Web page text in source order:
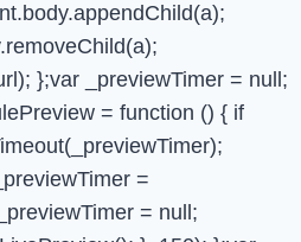
};var _previewTimer = null;
= function () { if
=
= null;